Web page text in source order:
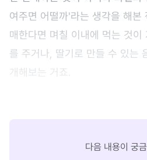
여주면 어떨까'라는 생각을 해본
매한다면 며칠 이내에 먹는 것이
를 주거나, 딸기로 만들 수 있는
개해보는 거죠.
다음 내용이 궁